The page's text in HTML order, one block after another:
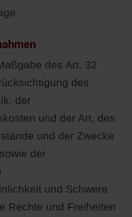
des Art. 32
des
der
und der Art, des
und der Zwecke
der
und Schwere
Rechte und Freiheiten